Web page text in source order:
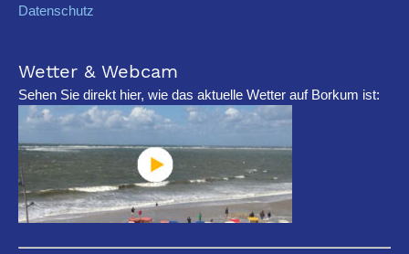
Datenschutz
Wetter & Webcam
Sehen Sie direkt hier, wie das aktuelle Wetter auf Borkum ist: